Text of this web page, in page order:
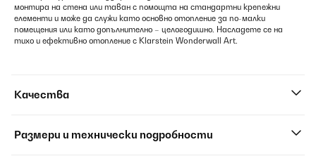
монтира на стена или таван с помощта на стандартни крепежни
елементи и може да служи като основно отопление за по-малки
помещения или като допълнително – целогодишно. Насладете се на
тихо и ефективно отопление с Klarstein Wonderwall Art.
Качества
Размери и технически подробности